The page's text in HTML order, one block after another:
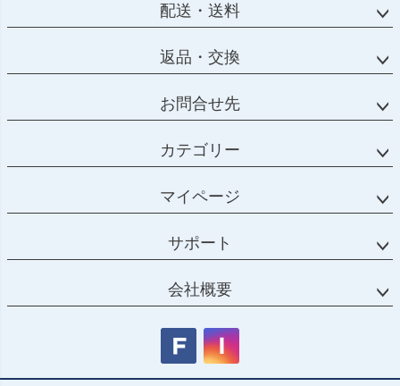
配送・送料
返品・交換
お問合せ先
カテゴリー
マイページ
サポート
会社概要